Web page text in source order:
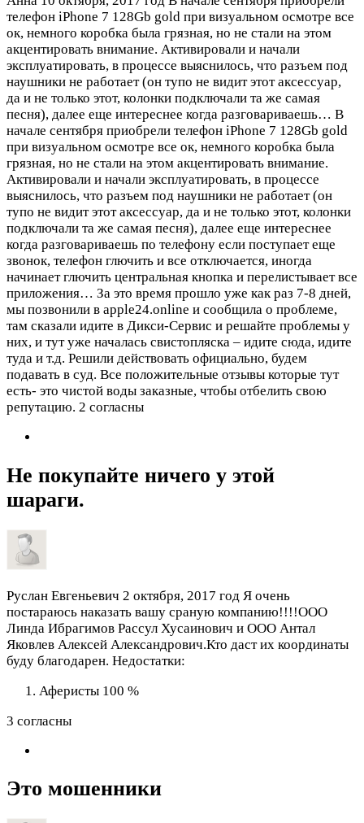
телефон iPhone 7 128Gb gold при визуальном осмотре все
ок, немного коробка была грязная, но не стали на этом
акцентировать внимание. Активировали и начали
эксплуатировать, в процессе выяснилось, что разъем под
наушники не работает (он тупо не видит этот аксессуар,
да и не только этот, колонки подключали та же самая
песня), далее еще интереснее когда разговариваешь… В
начале сентября приобрели телефон iPhone 7 128Gb gold
при визуальном осмотре все ок, немного коробка была
грязная, но не стали на этом акцентировать внимание.
Активировали и начали эксплуатировать, в процессе
выяснилось, что разъем под наушники не работает (он
тупо не видит этот аксессуар, да и не только этот, колонки
подключали та же самая песня), далее еще интереснее
когда разговариваешь по телефону если поступает еще
звонок, телефон глючить и все отключается, иногда
начинает глючить центральная кнопка и перелистывает все
приложения… За это время прошло уже как раз 7-8 дней,
мы позвонили в apple24.online и сообщила о проблеме,
там сказали идите в Дикси-Сервис и решайте проблемы у
них, и тут уже началась свистопляска – идите сюда, идите
туда и т.д. Решили действовать официально, будем
подавать в суд. Все положительные отзывы которые тут
есть- это чистой воды заказные, чтобы отбелить свою
репутацию. 2 согласны
Не покупайте ничего у этой
шараги.
Руслан Евгеньевич 2 октября, 2017 год Я очень
постараюсь наказать вашу сраную компанию!!!!ООО
Линда Ибрагимов Рассул Хусаинович и ООО Антал
Яковлев Алексей Александрович.Кто даст их координаты
буду благодарен. Недостатки:
Аферисты 100 %
3 согласны
Это мошенники